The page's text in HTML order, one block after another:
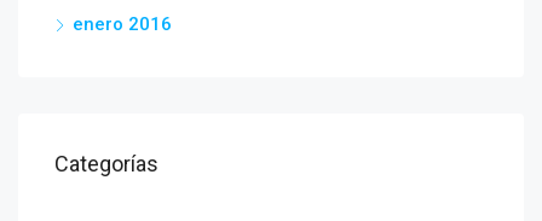
enero 2016
Categorías